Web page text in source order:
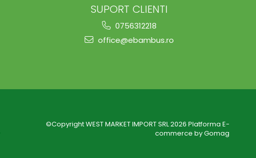
SUPORT CLIENTI
0756312218
office@ebambus.ro
©Copyright WEST MARKET IMPORT SRL 2026 Platforma E-
commerce by Gomag